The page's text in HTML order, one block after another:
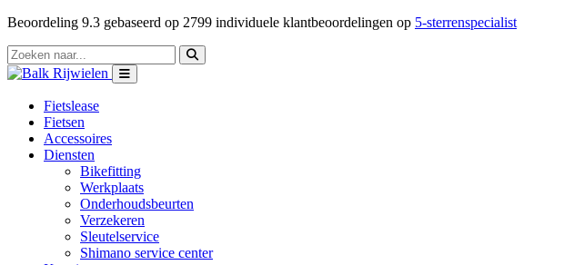
Beoordeling 9.3 gebaseerd op 2799 individuele klantbeoordelingen op 5-sterrenspecialist
Fietslease
Fietsen
Accessoires
Diensten
Bikefitting
Werkplaats
Onderhoudsbeurten
Verzekeren
Sleutelservice
Shimano service center